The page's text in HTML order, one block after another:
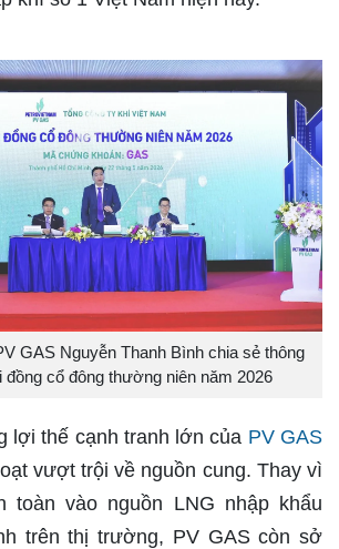
GAS Nguyễn Thanh Bình chia sẻ thông
đồng cổ đông thường niên năm 2026
lợi thế cạnh tranh lớn của PV GAS
vượt trội về nguồn cung. Thay vì
toàn vào nguồn LNG nhập khẩu
trên thị trường, PV GAS còn sở